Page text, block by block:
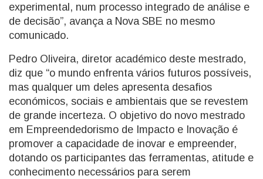
experimental, num processo integrado de análise e
de decisão”, avança a Nova SBE no mesmo
comunicado.
Pedro Oliveira, diretor académico deste mestrado,
diz que “o mundo enfrenta vários futuros possíveis,
mas qualquer um deles apresenta desafios
económicos, sociais e ambientais que se revestem
de grande incerteza. O objetivo do novo mestrado
em Empreendedorismo de Impacto e Inovação é
promover a capacidade de inovar e empreender,
dotando os participantes das ferramentas, atitude e
conhecimento necessários para serem